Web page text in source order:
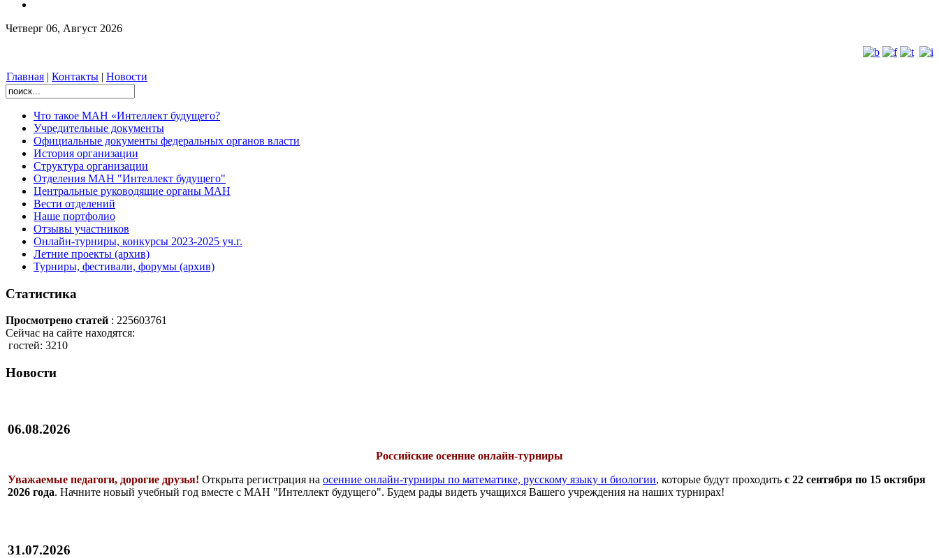
Четверг 06, Август 2026
Главная | Контакты | Новости
Что такое МАН «Интеллект будущего?
Учредительные документы
Официальные документы федеральных органов власти
История организации
Структура организации
Отделения МАН "Интеллект будущего"
Центральные руководящие органы МАН
Вести отделений
Наше портфолио
Отзывы участников
Онлайн-турниры, конкурсы 2023-2025 уч.г.
Летние проекты (архив)
Турниры, фестивали, форумы (архив)
Статистика
Просмотрено статей : 225603761
Сейчас на сайте находятся:
гостей: 3210
Новости
06.08.2026
Российские осенние онлайн-турниры
Уважаемые педагоги, дорогие друзья! Открыта регистрация на осенние онлайн-турниры по математике, русскому языку и биологии, которые будут проходить с 22 сентября по 15 октября
2026 года. Начните новый учебный год вместе с МАН "Интеллект будущего". Будем рады видеть учащихся Вашего учреждения на наших турнирах!
31.07.2026